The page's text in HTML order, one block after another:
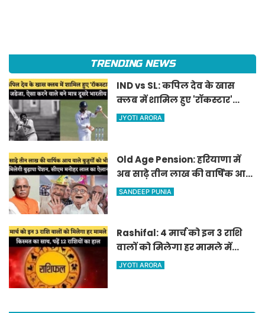
TRENDING NEWS
IND vs SL: कपिल देव के खास
क्लब में शामिल हुए 'रॉकस्टार'
जडेजा, ऐसा करने वाले बने मात्र
JYOTI ARORA
Old Age Pension: हरियाणा में
अब साढ़े तीन लाख की वार्षिक आय
वाले बुजुर्गों को भी मिलेगी बुढ़ापा
SANDEEP PUNIA
Rashifal: 4 मार्च को इन 3 राशि
वालों को मिलेगा हर मामले में
किस्मत का साथ, पढ़ें 12 राशियों का
JYOTI ARORA